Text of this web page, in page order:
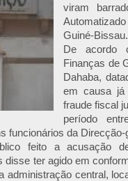
viram
Guiné-Bissau.
De acordo
Finanças de
Dahaba,
em causa já
fraude fiscal
período
funcionários da Direcção-
feito a acusação
ter agido em
administração central,